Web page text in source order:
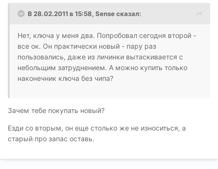
В 28.02.2011 в 15:58, Sense сказал:
Нет, ключа у меня два. Попробовал сегодня второй -
все ок. Он практически новый - пару раз
пользовались, даже из личинки вытаскивается с
небольщим затруднением. А можно купить только
наконечник ключа без чипа?
Зачем тебе покупать новый?
Езди со вторым, он еще столько же не износиться, а
старый про запас оставь.